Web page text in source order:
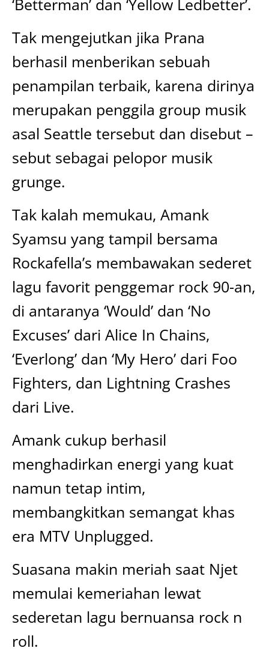
Tak mengejutkan jika Prana
berhasil menberikan sebuah
penampilan terbaik, karena dirinya
merupakan penggila group musik
asal Seattle tersebut dan disebut –
sebut sebagai pelopor musik
grunge.
Tak kalah memukau, Amank
Syamsu yang tampil bersama
Rockafella’s membawakan sederet
lagu favorit penggemar rock 90-an,
di antaranya ‘Would’ dan ‘No
Excuses’ dari Alice In Chains,
‘Everlong’ dan ‘My Hero’ dari Foo
Fighters, dan Lightning Crashes
dari Live.
Amank cukup berhasil
menghadirkan energi yang kuat
namun tetap intim,
membangkitkan semangat khas
era MTV Unplugged.
Suasana makin meriah saat Njet
memulai kemeriahan lewat
sederetan lagu bernuansa rock n
roll.